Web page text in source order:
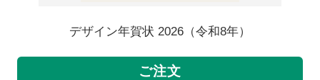
デザイン年賀状 2026（令和8年）
ご注文